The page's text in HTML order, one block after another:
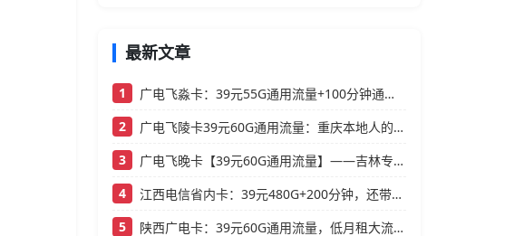
最新文章
1
广电飞淼卡：39元55G通用流量+100分钟通话，浙江本地人的高性价比大流量卡推荐
2
广电飞陵卡39元60G通用流量：重庆本地人的高性价比大流量卡推荐
3
广电飞晚卡【39元60G通用流量】——吉林专属，首月按天折算，流量充足不踩坑
4
江西电信省内卡：39元480G+200分钟，还带视频会员的大流量卡
5
陕西广电卡：39元60G通用流量，低月租大流量卡还支持结转